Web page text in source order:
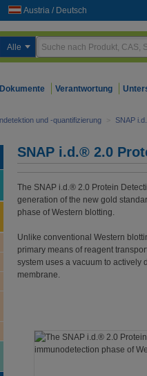
Austria / Deutsch
Alle
Dokumente Verantwortung
und -quantifizierung > SNAP
SNAP i.d.® 2.0
The SNAP i.d.® 2.0 Protein
generation of the new gold
phase of Western blotting.
Unlike conventional Western
primary means of reagent
system uses a vacuum to actively
membrane.